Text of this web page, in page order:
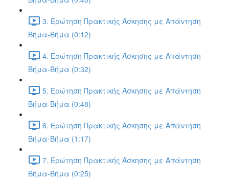
3. Ερώτηση Πρακτικής Άσκησης με Απάντηση
Βήμα-Βήμα (0:12)
4. Ερώτηση Πρακτικής Άσκησης με Απάντηση
Βήμα-Βήμα (0:32)
5. Ερώτηση Πρακτικής Άσκησης με Απάντηση
Βήμα-Βήμα (0:48)
6. Ερώτηση Πρακτικής Άσκησης με Απάντηση
Βήμα-Βήμα (1:17)
7. Ερώτηση Πρακτικής Άσκησης με Απάντηση
Βήμα-Βήμα (0:25)